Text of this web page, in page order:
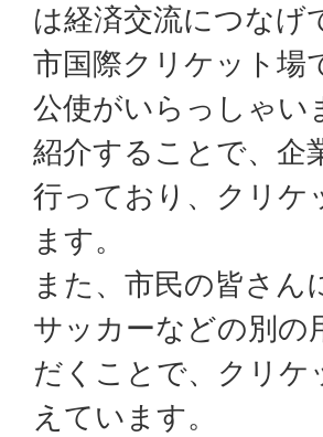
は経済交流につなげ
市国際クリケット場
公使がいらっしゃい
紹介することで、企
行っており、クリケ
ます。
また、市民の皆さ
サッカーなどの別の
だくことで、クリケ
えています。